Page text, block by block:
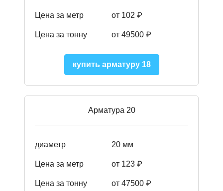
Цена за метр от 102 ₽
Цена за тонну от 49500 ₽
купить арматуру 18
Арматура 20
диаметр 20 мм
Цена за метр от 123 ₽
Цена за тонну от 47500 ₽